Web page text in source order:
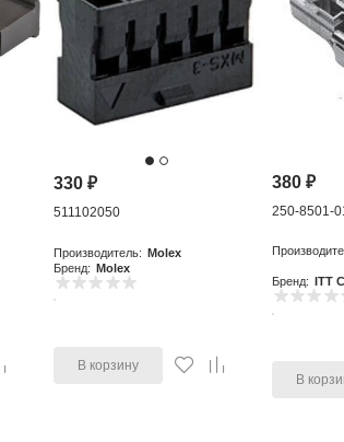
330₽
511102050
Производитель: Molex
Бренд: Molex
В корзину
380₽
250-8501-
Бренд:
ITT
В